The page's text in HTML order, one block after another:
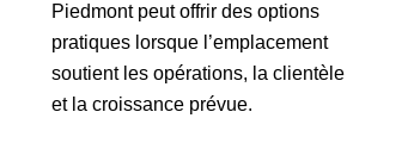
Piedmont peut offrir des options
pratiques lorsque l’emplacement
soutient les opérations, la clientèle
et la croissance prévue.